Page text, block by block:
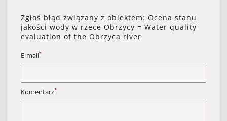
Zgłoś błąd związany z obiektem: Ocena stanu
jakości wody w rzece Obrzycy = Water quality
evaluation of the Obrzyca river
E-mail*
Komentarz*